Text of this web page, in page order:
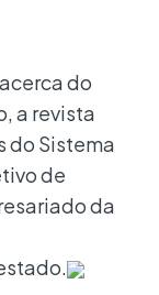
do
a revista
do Sistema
de
da